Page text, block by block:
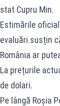
stat Cupru Min.
Estimările
evaluări susțin
România ar
La prețurile
de dolari.
Pe lângă Roșia